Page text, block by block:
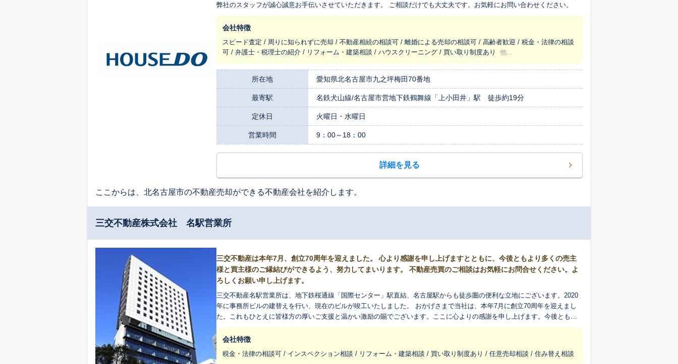
弊社のスタッフが誠心誠意お手伝いさせていただきます。 ご相談だけでも大丈夫です。お気軽にお問い合わせください。
会社特徴
スピード査定 / 周りに知られずに売却 / 不動産相続の相談可 / 離婚による売却の相談可 / 高齢者歓迎 / 税金・法律の相談
可 / 弁護士・税理士の紹介 / リフォーム・建築相談 / ハウスクリーニング / 買い取り制度あり
他...
所在地 愛知県北名古屋市九之坪梅田70番地
最寄駅 名鉄犬山線/名古屋市営地下鉄鶴舞線「上小田井」駅 徒歩約19分
定休日 火曜日・水曜日
営業時間 9：00～18：00
詳細を見る
ここからは、北名古屋市の不動産売却ができる不動産会社を紹介します。
三交不動産株式会社 名駅営業所
三交不動産は本年7月、創立70周年を迎えました。 心より感謝を申し上げますとともに、今後ともより多くの売主
様と買主様のご縁結びができるよう、努力してまいります。 不動産売買のご相談はお気軽にお問合せください。よ
ろしくお願い申し上げます。
三交不動産名駅営業所は、地下鉄桜通線「国際センター」駅直結、名古屋駅からも徒歩圏の便利な立地にございます。2020
年に事務所ビルの建替えを行い、現在のビルが竣工いたしました。 おかげさまで当社は、本年7月に創立70周年を迎えまし
た。これもひとえに皆様方の厚いご支援と温かい激励の賜でございます。ここに心よりの感謝を申し上げます。今後ともよ
り一層、地域社会に貢献できるよう努力してまいります。 名駅営業所は、名古屋市中村区・名古屋市西区・名古屋市中区・
清須市・北名古屋市・岩倉市・稲沢市・あま市・海部郡大治町・一宮市南部をメインエリアとして、各地域に精通した専属
却保証」・「リースバック」より、売主様に最善の売却方法をご提案、引渡しまでお手伝いさせていただきます。 ご購入に
会社特徴
税金・法律の相談可 / インスペクション相談 / リフォーム・建築相談 / 買い取り制度あり / 任意売却相談 / 住み替え相談